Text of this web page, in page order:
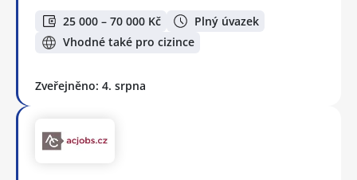
25 000 – 70 000 Kč
Plný úvazek
Vhodné také pro cizince
Zveřejněno: 4. srpna